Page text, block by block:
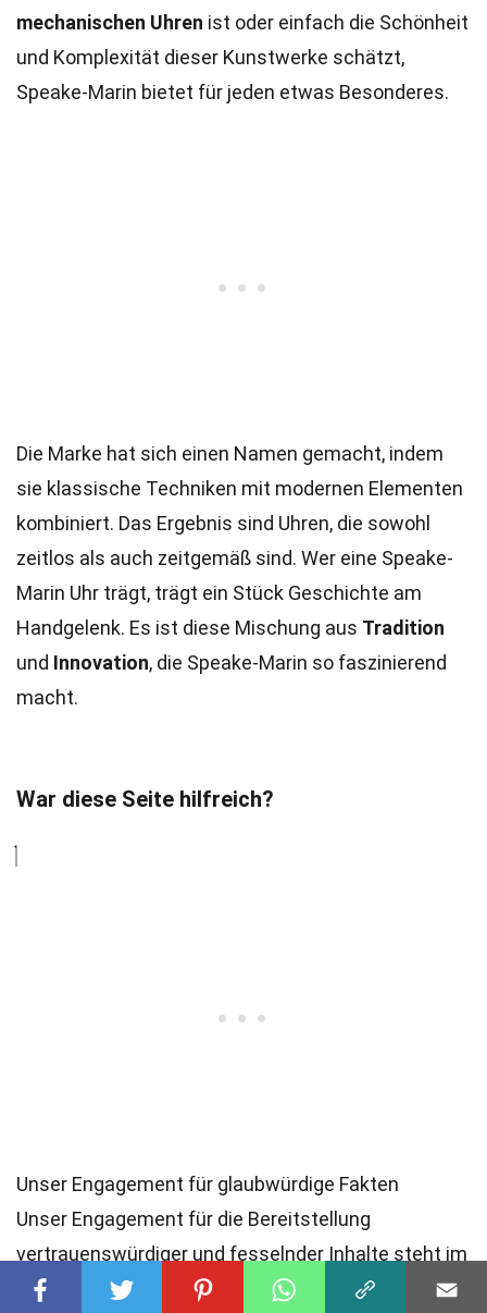
mechanischen Uhren ist oder einfach die Schönheit
und Komplexität dieser Kunstwerke schätzt,
Speake-Marin bietet für jeden etwas Besonderes.
Die Marke hat sich einen Namen gemacht, indem
sie klassische Techniken mit modernen Elementen
kombiniert. Das Ergebnis sind Uhren, die sowohl
zeitlos als auch zeitgemäß sind. Wer eine Speake-
Marin Uhr trägt, trägt ein Stück Geschichte am
Handgelenk. Es ist diese Mischung aus Tradition
und Innovation, die Speake-Marin so faszinierend
macht.
War diese Seite hilfreich?
Unser Engagement für glaubwürdige Fakten
Unser Engagement für die Bereitstellung
vertrauenswürdiger und fesselnder Inhalte steht im
Mittelpunkt unserer Arbeit. Jeder Fakt auf unserer